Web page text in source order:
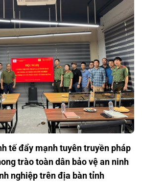
tế đẩy mạnh tuyên truyền pháp
trào toàn dân bảo vệ an ninh
nghiệp trên địa bàn tỉnh